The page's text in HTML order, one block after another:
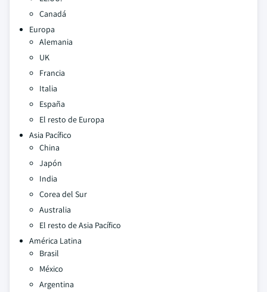
Canadá
Europa
Alemania
UK
Francia
Italia
España
El resto de Europa
Asia Pacífico
China
Japón
India
Corea del Sur
Australia
El resto de Asia Pacífico
América Latina
Brasil
México
Argentina